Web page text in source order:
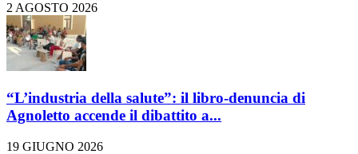
2 AGOSTO 2026
“L’industria della salute”: il libro-denuncia di
Agnoletto accende il dibattito a...
19 GIUGNO 2026